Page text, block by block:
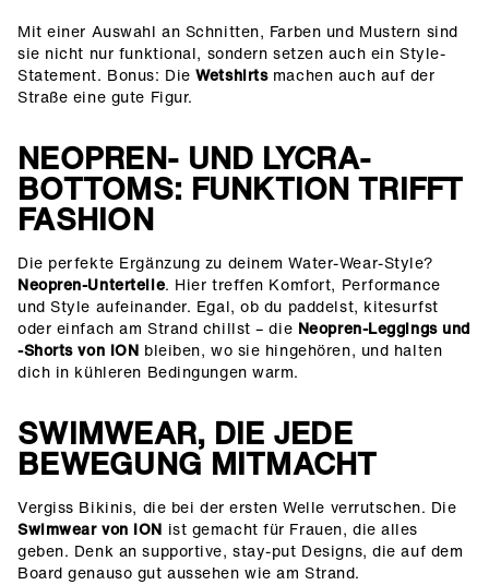
Mit einer Auswahl an Schnitten, Farben und Mustern sind
sie nicht nur funktional, sondern setzen auch ein Style-
Statement. Bonus: DieWetshirtsmachen auch auf der
Straße eine gute Figur.
NEOPREN- UND LYCRA-
BOTTOMS: FUNKTION TRIFFT
FASHION
Die perfekte Ergänzung zu deinem Water-Wear-Style?
Neopren-Unterteile. Hier treffen Komfort, Performance
und Style aufeinander. Egal, ob du paddelst, kitesurfst
oder einfach am Strand chillst – die Neopren-Leggings und
-Shorts von ION bleiben, wo sie hingehören, und halten
dich in kühleren Bedingungen warm.
SWIMWEAR, DIE JEDE
BEWEGUNG MITMACHT
Vergiss Bikinis, die bei der ersten Welle verrutschen. Die
Swimwear von ION ist gemacht für Frauen, die alles
geben. Denk an supportive, stay-put Designs, die auf dem
Board genauso gut aussehen wie am Strand.